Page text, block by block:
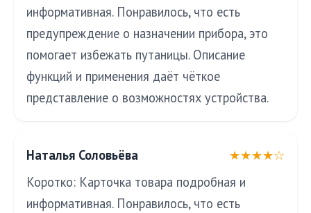
информативная. Понравилось, что есть
предупреждение о назначении прибора, это
помогает избежать путаницы. Описание
функций и применения даёт чёткое
представление о возможностях устройства.
Наталья Соловьёва
★★★★☆
Коротко: Карточка товара подробная и
информативная. Понравилось, что есть